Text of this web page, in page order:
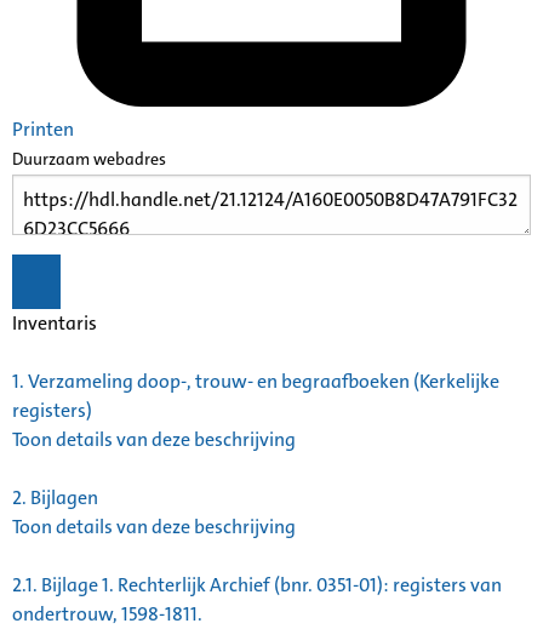
Printen
Duurzaam webadres
Inventaris
1.Verzameling doop-, trouw- en begraafboeken (Kerkelijke
registers)
Toon details van deze beschrijving
2. Bijlagen
Toon details van deze beschrijving
2.1. Bijlage 1. Rechterlijk Archief (bnr. 0351-01): registers van
ondertrouw, 1598-1811.